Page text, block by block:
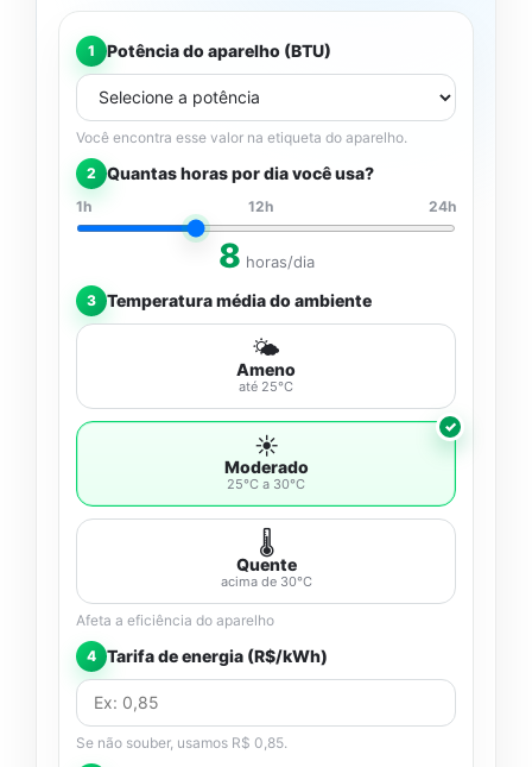
1 Potência do aparelho (BTU)
Você encontra esse valor na etiqueta do aparelho.
2
Quantas horas por dia você usa?
1h 12h 24h
8 horas/dia
3 Temperatura média do ambiente
🌤️
Ameno
até 25°C
☀️
Moderado
25°C a 30°C
🌡️
Quente
acima de 30°C
Afeta a eficiência do aparelho
4 Tarifa de energia (R$/kWh)
Se não souber, usamos R$ 0,85.